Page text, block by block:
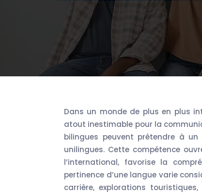
Dans un monde de plus en plus interconnecté, la maîtrise de langues étrangères est devenue un
atout inestimable pour la
bilingues peuvent prétendre à
unilingues. Cette compétence
l’international, favorise la
pertinence d’une langue varie
carrière, explorations